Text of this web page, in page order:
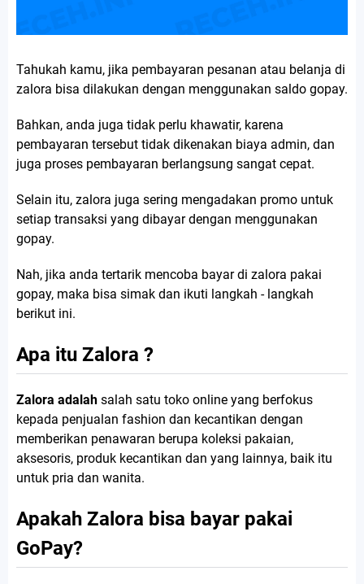
Tahukah kamu, jika pembayaran pesanan atau belanja di
zalora bisa dilakukan dengan menggunakan saldo gopay.
Bahkan, anda juga tidak perlu khawatir, karena
pembayaran tersebut tidak dikenakan biaya admin, dan
juga proses pembayaran berlangsung sangat cepat.
Selain itu, zalora juga sering mengadakan promo untuk
setiap transaksi yang dibayar dengan menggunakan
gopay.
Nah, jika anda tertarik mencoba bayar di zalora pakai
gopay, maka bisa simak dan ikuti langkah - langkah
berikut ini.
Apa itu Zalora ?
Zalora adalah salah satu toko online yang berfokus
kepada penjualan fashion dan kecantikan dengan
memberikan penawaran berupa koleksi pakaian,
aksesoris, produk kecantikan dan yang lainnya, baik itu
untuk pria dan wanita.
Apakah Zalora bisa bayar pakai
GoPay?